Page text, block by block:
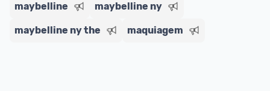
maybelline
maybelline ny
maybelline ny the maquiagem